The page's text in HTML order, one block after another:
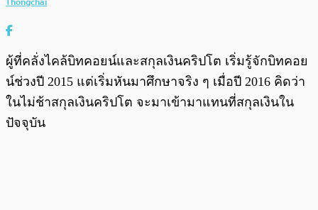
ผู้ที่คลั่งไคล้บิทคอยน์และสกุลเงินคริปโต เริ่มรู้จักบิทคอย
น์ช่วงปี 2015 แต่เริ่มหันมาศึกษาจริง ๆ เมื่อปี 2016 คิดว่า
ในไม่ช้าสกุลเงินคริปโต จะมาเข้ามาแทนที่สกุลเงินใน
ปัจจุบัน